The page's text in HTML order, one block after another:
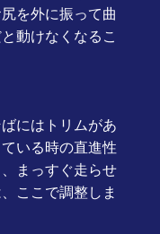
を外に振って曲
動けなくなるこ
にはトリムがあ
いる時の直進性
まっすぐ走らせ
ここで調整しま